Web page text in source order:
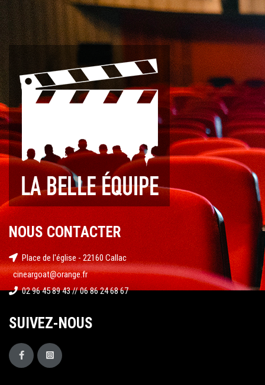
NOUS CONTACTER
Place de l'église - 22160 Callac
cineargoat@orange.fr
02 96 45 89 43 // 06 86 24 68 67
SUIVEZ-NOUS